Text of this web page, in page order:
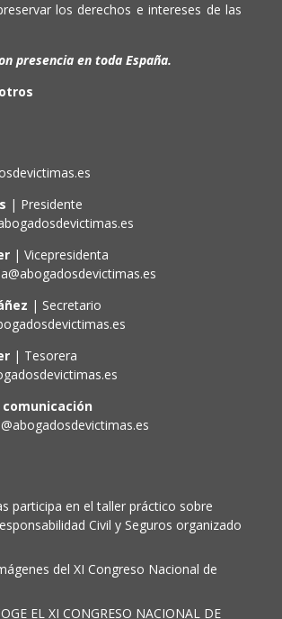
los derechos e intereses de las
presencia en toda España.
| Presidente
| Vicepresidenta
| Secretario
| Tesorera
participa en el taller práctico sobre
Civil y Seguros organizado
del XI Congreso Nacional de
EL XI CONGRESO NACIONAL DE